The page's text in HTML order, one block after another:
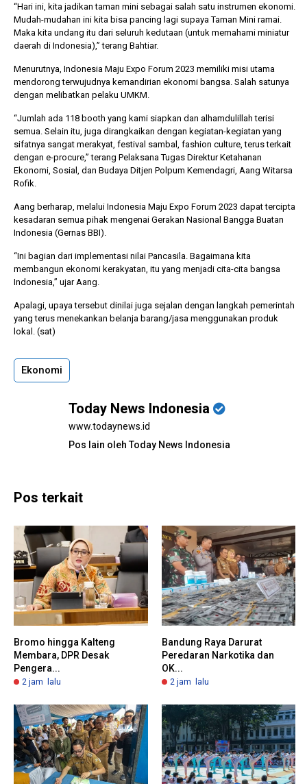
“Hari ini, kita jadikan taman mini sebagai salah satu instrumen ekonomi.
Mudah-mudahan ini kita bisa pancing lagi supaya Taman Mini ramai.
Maka kita undang itu dari seluruh kedutaan (untuk memahami miniatur
daerah di Indonesia),” terang Bahtiar.
Menurutnya, Indonesia Maju Expo Forum 2023 memiliki misi utama
mendorong terwujudnya kemandirian ekonomi bangsa. Salah satunya
dengan melibatkan pelaku UMKM.
“Jumlah ada 118 booth yang kami siapkan dan alhamdulillah terisi
semua. Selain itu, juga dirangkaikan dengan kegiatan-kegiatan yang
sifatnya sangat merakyat, festival sambal, fashion culture, terus terkait
dengan e-procure,” terang Pelaksana Tugas Direktur Ketahanan
Ekonomi, Sosial, dan Budaya Ditjen Polpum Kemendagri, Aang Witarsa
Rofik.
Aang berharap, melalui Indonesia Maju Expo Forum 2023 dapat tercipta
kesadaran semua pihak mengenai Gerakan Nasional Bangga Buatan
Indonesia (Gernas BBI).
“Ini bagian dari implementasi nilai Pancasila. Bagaimana kita
membangun ekonomi kerakyatan, itu yang menjadi cita-cita bangsa
Indonesia,” ujar Aang.
Apalagi, upaya tersebut dinilai juga sejalan dengan langkah pemerintah
yang terus menekankan belanja barang/jasa menggunakan produk
lokal. (sat)
Ekonomi
Today News Indonesia
www.todaynews.id
Pos lain oleh Today News Indonesia
Pos terkait
Bromo hingga Kalteng
Membara, DPR Desak
Pengera...
2 jam lalu
Bandung Raya Darurat
Peredaran Narkotika dan
OK...
2 jam lalu